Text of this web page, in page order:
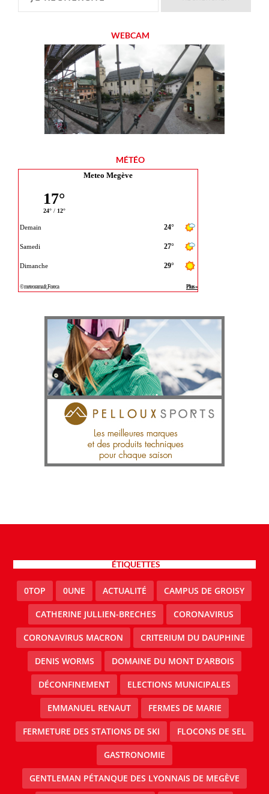
WEBCAM
MÉTÉO
Meteo Megève
ÉTIQUETTES
0TOP 0UNE ACTUALITÉ CAMPUS DE GROISY
CATHERINE JULLIEN-BRECHES CORONAVIRUS
CORONAVIRUS MACRON CRITERIUM DU DAUPHINE
DENIS WORMS DOMAINE DU MONT D’ARBOIS
DÉCONFINEMENT ELECTIONS MUNICIPALES
EMMANUEL RENAUT FERMES DE MARIE
FERMETURE DES STATIONS DE SKI FLOCONS DE SEL
GASTRONOMIE
GENTLEMAN PÉTANQUE DES LYONNAIS DE MEGÈVE